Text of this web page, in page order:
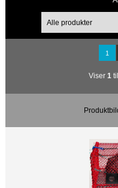
1
Viser 1 til